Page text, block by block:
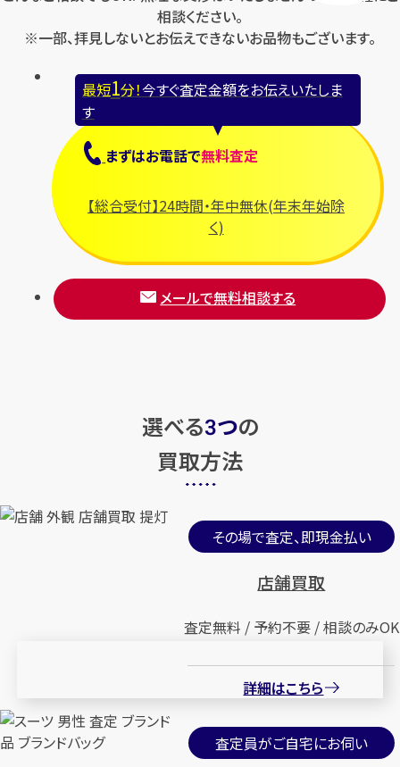
相談ください。
※一部、拝見しないとお伝えできないお品物もございます。
最短1分！今すぐ査定金額をお伝えいたしま
す
まずはお電話で無料査定
【総合受付】24時間・年中無休(年末年始除
く)
メールで無料相談する
選べる3つの
買取方法
その場で査定、即現金払い
店舗買取
査定無料 / 予約不要 / 相談のみOK
詳細はこちら
査定員がご自宅にお伺い